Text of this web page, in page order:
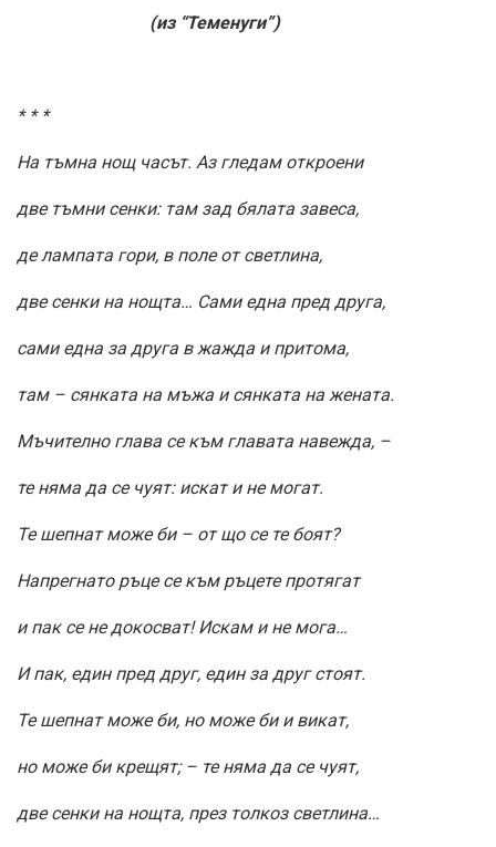
(из “Теменуги”)
* * *
На тъмна нощ часът. Аз гледам откроени
две тъмни сенки: там зад бялата завеса,
де лампата гори, в поле от светлина,
две сенки на нощта… Сами една пред друга,
сами една за друга в жажда и притома,
там – сянката на мъжа и сянката на жената.
Мъчително глава се към главата навежда, –
те няма да се чуят: искат и не могат.
Те шепнат може би – от що се те боят?
Напрегнато ръце се към ръцете протягат
и пак се не докосват! Искам и не мога…
И пак, един пред друг, един за друг стоят.
Те шепнат може би, но може би и викат,
но може би крещят; – те няма да се чуят,
две сенки на нощта, през толкоз светлина…